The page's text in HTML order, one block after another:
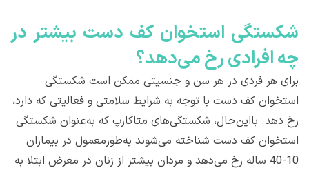
شکستگی استخوان کف دست بیشتر در
چه افرادی رخ می‌دهد؟
برای هر فردی در هر سن و جنسیتی ممکن است شکستگی
استخوان کف دست با توجه به شرایط سلامتی و فعالیتی که دارد،
رخ دهد. بااین‌حال، شکستگی‌های متاکارپ که به‌عنوان شکستگی
استخوان کف دست شناخته می‌شوند به‌طورمعمول در بیماران
10-40 ساله رخ می‌دهد و مردان بیشتر از زنان در معرض ابتلا به